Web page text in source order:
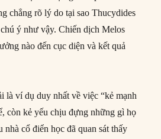
chẳng rõ lý do tại sao Thucydides
ý như vậy. Chiến dịch Melos
nào đến cục diện và kết quả
là ví dụ duy nhất về việc “kẻ mạnh
còn kẻ yếu chịu đựng những gì họ
nhà cổ điển học đã quan sát thấy